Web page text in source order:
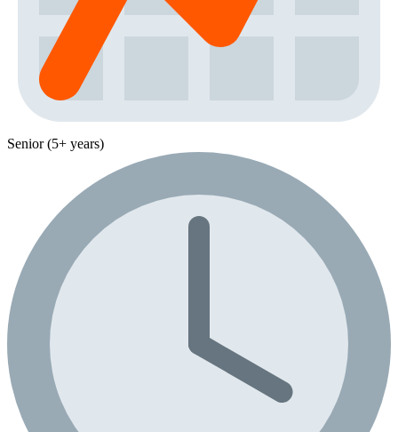
Senior (5+ years)